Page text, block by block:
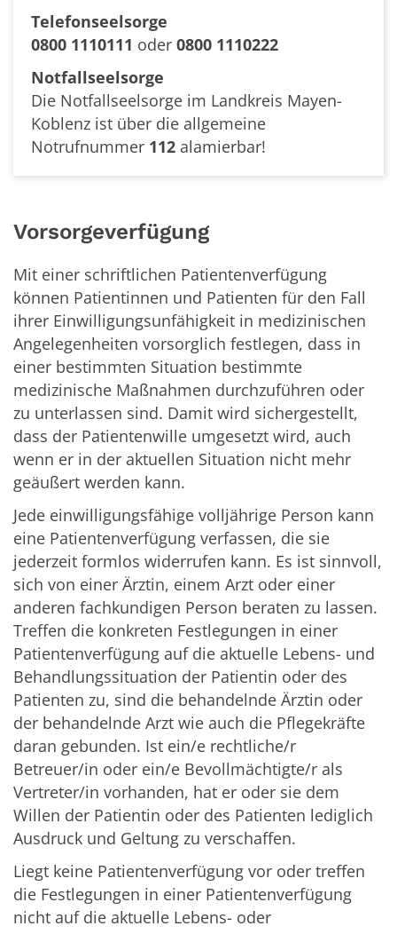
Telefonseelsorge
0800 1110111 oder 0800 1110222
Notfallseelsorge
Die Notfallseelsorge im Landkreis Mayen-
Koblenz ist über die allgemeine
Notrufnummer 112 alamierbar!
Vorsorgeverfügung
Mit einer schriftlichen Patientenverfügung
können Patientinnen und Patienten für den Fall
ihrer Einwilligungsunfähigkeit in medizinischen
Angelegenheiten vorsorglich festlegen, dass in
einer bestimmten Situation bestimmte
medizinische Maßnahmen durchzuführen oder
zu unterlassen sind. Damit wird sichergestellt,
dass der Patientenwille umgesetzt wird, auch
wenn er in der aktuellen Situation nicht mehr
geäußert werden kann.
Jede einwilligungsfähige volljährige Person kann
eine Patientenverfügung verfassen, die sie
jederzeit formlos widerrufen kann. Es ist sinnvoll,
sich von einer Ärztin, einem Arzt oder einer
anderen fachkundigen Person beraten zu lassen.
Treffen die konkreten Festlegungen in einer
Patientenverfügung auf die aktuelle Lebens- und
Behandlungssituation der Patientin oder des
Patienten zu, sind die behandelnde Ärztin oder
der behandelnde Arzt wie auch die Pflegekräfte
daran gebunden. Ist ein/e rechtliche/r
Betreuer/in oder ein/e Bevollmächtigte/r als
Vertreter/in vorhanden, hat er oder sie dem
Willen der Patientin oder des Patienten lediglich
Ausdruck und Geltung zu verschaffen.
Liegt keine Patientenverfügung vor oder treffen
die Festlegungen in einer Patientenverfügung
nicht auf die aktuelle Lebens- oder